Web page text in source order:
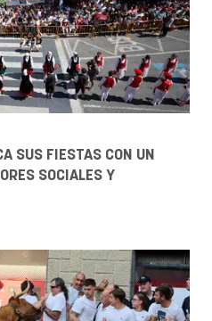
SUS FIESTAS CON UN
SOCIALES Y